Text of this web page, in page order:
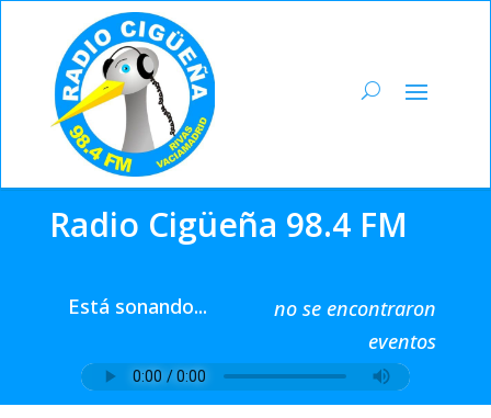
Radio Cigüeña 98.4 FM
Está sonando...
no se encontraron
eventos